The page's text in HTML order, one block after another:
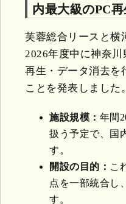
内最大級のPC
芙蓉総合リースと横
2026年度中に神奈
再生・データ消去を
ことを発表しました。
施設規模： 年間
扱う予定で、国
す。
開設の目的： こ
点を一部統合し
す。